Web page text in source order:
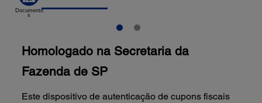
Homologado na Secretaria da
Fazenda de SP
Este dispositivo de autenticação de cupons fiscais